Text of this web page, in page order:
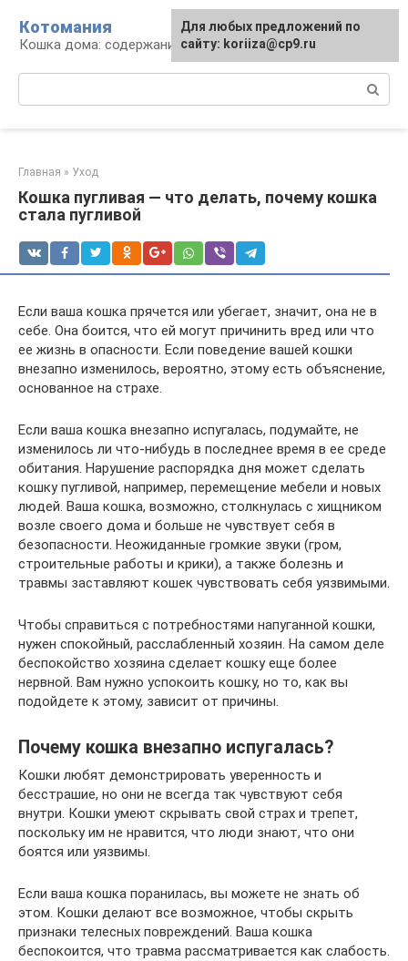
контенту
Котомания
Кошка дома: содержание и уход
Главная » Уход
Кошка пугливая — что делать, почему кошка
стала пугливой
Если ваша кошка прячется или убегает, значит, она не в
себе. Она боится, что ей могут причинить вред или что
ее жизнь в опасности. Если поведение вашей кошки
внезапно изменилось, вероятно, этому есть объяснение,
основанное на страхе.
Если ваша кошка внезапно испугалась, подумайте, не
изменилось ли что-нибудь в последнее время в ее среде
обитания. Нарушение распорядка дня может сделать
кошку пугливой, например, перемещение мебели и новых
людей. Ваша кошка, возможно, столкнулась с хищником
возле своего дома и больше не чувствует себя в
безопасности. Неожиданные громкие звуки (гром,
строительные работы и крики), а также болезнь и
травмы заставляют кошек чувствовать себя уязвимыми.
Чтобы справиться с потребностями напуганной кошки,
нужен спокойный, расслабленный хозяин. На самом деле
беспокойство хозяина сделает кошку еще более
нервной. Вам нужно успокоить кошку, но то, как вы
подойдете к этому, зависит от причины.
Почему кошка внезапно испугалась?
Кошки любят демонстрировать уверенность и
бесстрашие, но они не всегда так чувствуют себя
внутри. Кошки умеют скрывать свой страх и трепет,
поскольку им не нравится, что люди знают, что они
боятся или уязвимы.
Если ваша кошка поранилась, вы можете не знать об
этом. Кошки делают все возможное, чтобы скрыть
признаки телесных повреждений. Ваша кошка
беспокоится, что травма рассматривается как слабость.
Для любых предложений по
сайту: koriiza@cp9.ru